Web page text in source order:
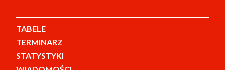
TABELE
TERMINARZ
STATYSTYKI